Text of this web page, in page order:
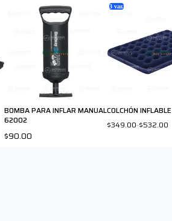
BOMBA PARA INFLAR MANUAL
62002
$90.00
3 var.
COLCHÓN INFLABLE
$349.00-$532.00